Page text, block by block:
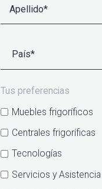
Tus preferencias
Muebles frigoríficos
Centrales frigoríficas
Tecnologías
Servicios y Asistencia